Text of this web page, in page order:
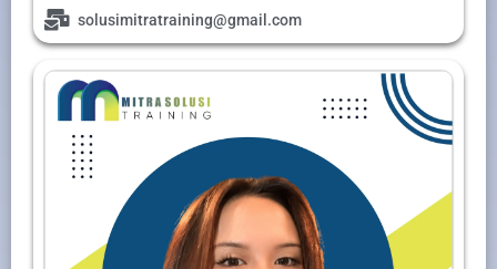
solusimitratraining@gmail.com